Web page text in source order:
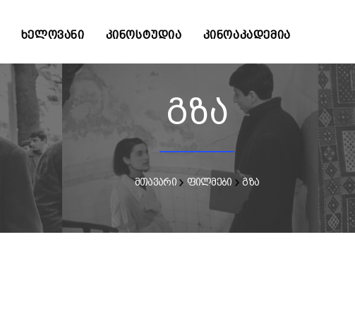
ᲮᲔᲚᲝᲕᲐᲜᲘ ᲙᲘᲜᲝᲡᲢᲣᲓᲘᲐ ᲙᲘᲜᲝᲐᲙᲐᲓᲔᲛᲘᲐ
გზა
მთავარი ფილმები გზა